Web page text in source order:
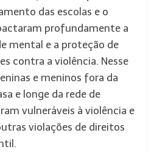
das escolas e o
profundamente a
mental e a proteção de
contra a violência. Nesse
e meninos fora da
e longe da rede de
vulneráveis à violência e
violações de direitos